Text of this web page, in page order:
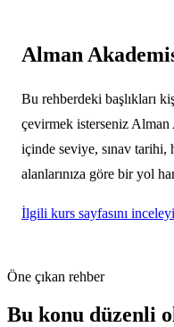
Alman
Bu rehberdeki başlıkları
çevirmek isterseniz Alman
içinde seviye, sınav tarihi,
alanlarınıza göre bir yol
İlgili kurs sayfasını
Öne çıkan rehber
Bu konu düzenli